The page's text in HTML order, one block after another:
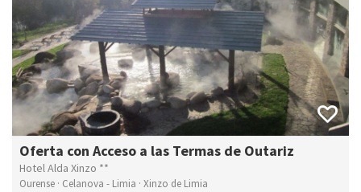
Oferta con Acceso a las Termas de Outariz
Hotel Alda Xinzo **
Ourense · Celanova - Limia · Xinzo de Limia